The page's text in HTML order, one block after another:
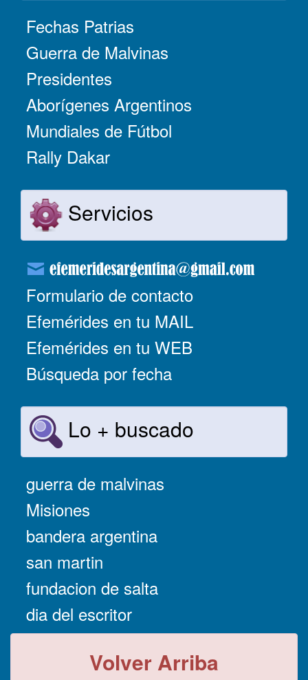
Fechas Patrias
Guerra de Malvinas
Presidentes
Aborígenes Argentinos
Mundiales de Fútbol
Rally Dakar
Servicios
Formulario de contacto
Efemérides en tu MAIL
Efemérides en tu WEB
Búsqueda por fecha
Lo + buscado
guerra de malvinas
Misiones
bandera argentina
san martin
fundacion de salta
dia del escritor
Volver Arriba